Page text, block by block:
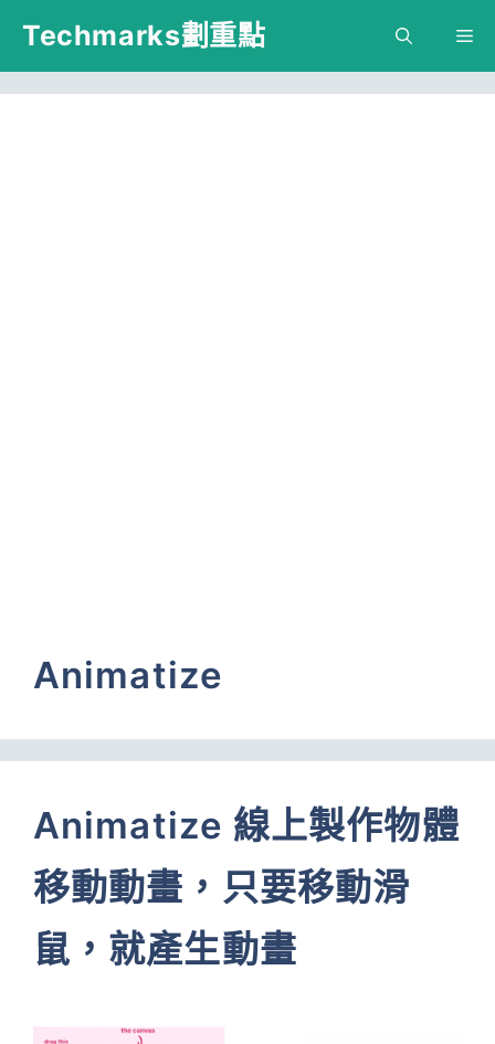
跳
主
Techmarks劃重點
Animatize
Animatize 線上製作物體
移動動畫，只要移動滑
鼠，就產生動畫